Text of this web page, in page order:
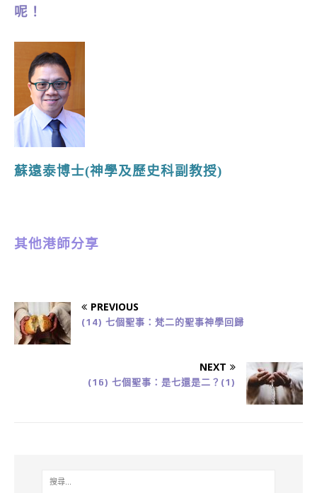
呢！
蘇遠泰博士(神學及歷史科副教授)
其他港師分享
PREVIOUS
(14) 七個聖事：梵二的聖事神學回歸
NEXT
(16) 七個聖事：是七還是二？(1)